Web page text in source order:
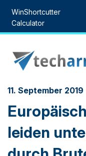
content
WinShortcutter
Calculator
11. September 2019
leiden